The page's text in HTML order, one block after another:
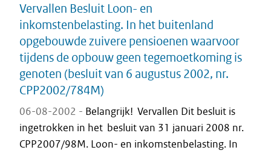
Vervallen Besluit Loon- en
inkomstenbelasting. In het buitenland
opgebouwde zuivere pensioenen waarvoor
tijdens de opbouw geen tegemoetkoming is
genoten (besluit van 6 augustus 2002, nr.
CPP2002/784M)
06-08-2002 - Belangrijk! Vervallen Dit besluit is
ingetrokken in het besluit van 31 januari 2008 nr.
CPP2007/98M. Loon- en inkomstenbelasting. In